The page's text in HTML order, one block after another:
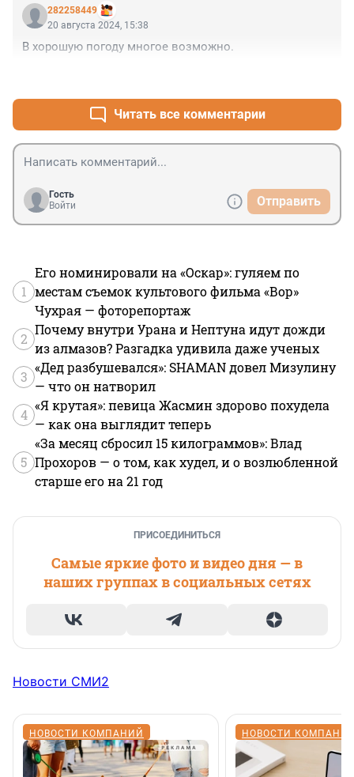
282258449
20 августа 2024, 15:38
В хорошую погоду многое возможно.
Читать все комментарии
Гость
Войти
Отправить
1
Его номинировали на «Оскар»: гуляем по
местам съемок культового фильма «Вор»
Чухрая — фоторепортаж
2
Почему внутри Урана и Нептуна идут дожди
из алмазов? Разгадка удивила даже ученых
3
«Дед разбушевался»: SHAMAN довел Мизулину
— что он натворил
4
«Я крутая»: певица Жасмин здорово похудела
— как она выглядит теперь
5
«За месяц сбросил 15 килограммов»: Влад
Прохоров — о том, как худел, и о возлюбленной
старше его на 21 год
ПРИСОЕДИНИТЬСЯ
Самые яркие фото и видео дня — в
наших группах в социальных сетях
Новости СМИ2
НОВОСТИ КОМПАНИЙ НОВОСТИ